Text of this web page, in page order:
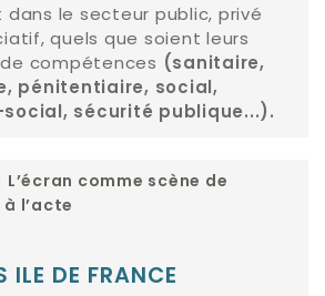
dans le secteur public, privé
quels que soient leurs
compétences (sanitaire,
pénitentiaire, social,
social, sécurité publique...).
L’écran comme scène de
l’acte
ILE DE FRANCE